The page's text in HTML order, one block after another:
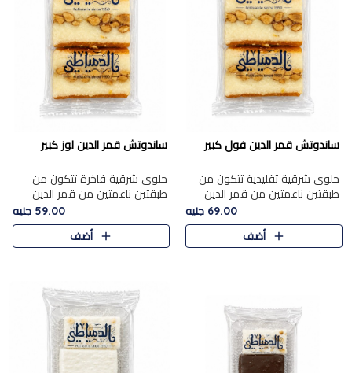
ساندوتش قمر الدين فول كبير
حلوى شرقية تقليدية تتكون من
طبقتين ناعمتين من قمر الدين
الفاخر، تتوسطهما حشوة غنية من
الفول السوداني المحمص، لتجمع
بين حلاوة المشمش الطبيعية..
69.00 جنيه
أضف
ساندوتش قمر الدين لوز كبير
حلوى شرقية فاخرة تتكون من
طبقتين ناعمتين من قمر الدين
الفاخر، تتوسطهما حشوة غنية من
اللوز المحمص لتمنح مزيجًا متوازنًا
من النعومة والقرمشة. ..
59.00 جنيه
أضف